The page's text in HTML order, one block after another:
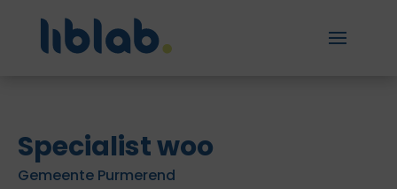
Specialist woo
Gemeente Purmerend